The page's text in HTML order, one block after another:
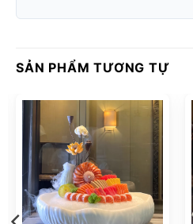
SẢN PHẨM TƯƠNG TỰ